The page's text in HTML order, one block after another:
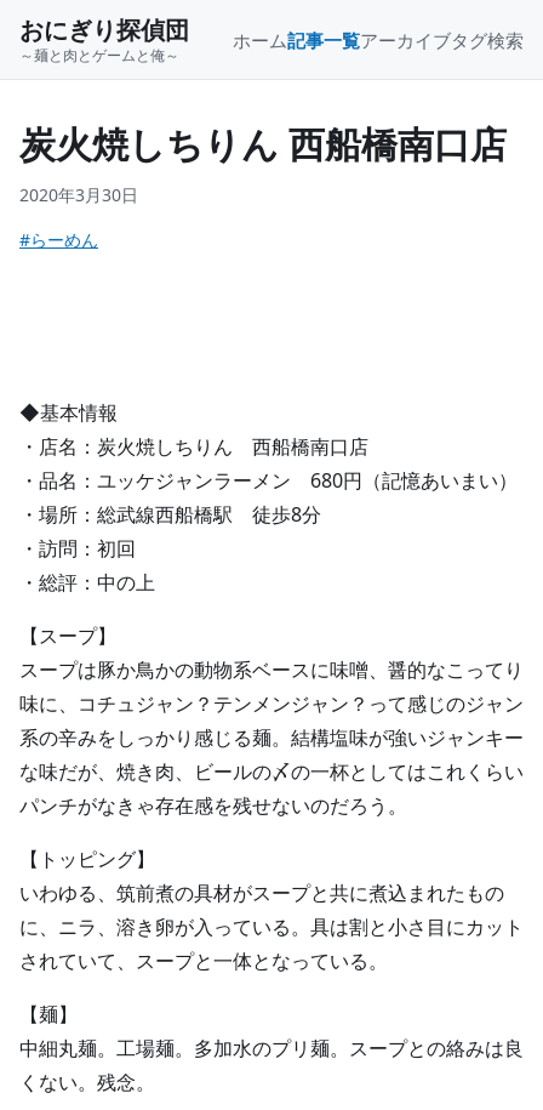
おにぎり探偵団
～麺と肉とゲームと俺～
ホーム記事一覧アーカイブタグ検索
炭火焼しちりん 西船橋南口店
2020年3月30日
#らーめん
◆基本情報
・店名：炭火焼しちりん 西船橋南口店
・品名：ユッケジャンラーメン 680円（記憶あいまい）
・場所：総武線西船橋駅 徒歩8分
・訪問：初回
・総評：中の上
【スープ】
スープは豚か鳥かの動物系ベースに味噌、醤的なこってり
味に、コチュジャン？テンメンジャン？って感じのジャン
系の辛みをしっかり感じる麺。結構塩味が強いジャンキー
な味だが、焼き肉、ビールの〆の一杯としてはこれくらい
パンチがなきゃ存在感を残せないのだろう。
【トッピング】
いわゆる、筑前煮の具材がスープと共に煮込まれたもの
に、ニラ、溶き卵が入っている。具は割と小さ目にカット
されていて、スープと一体となっている。
【麺】
中細丸麺。工場麺。多加水のプリ麺。スープとの絡みは良
くない。残念。